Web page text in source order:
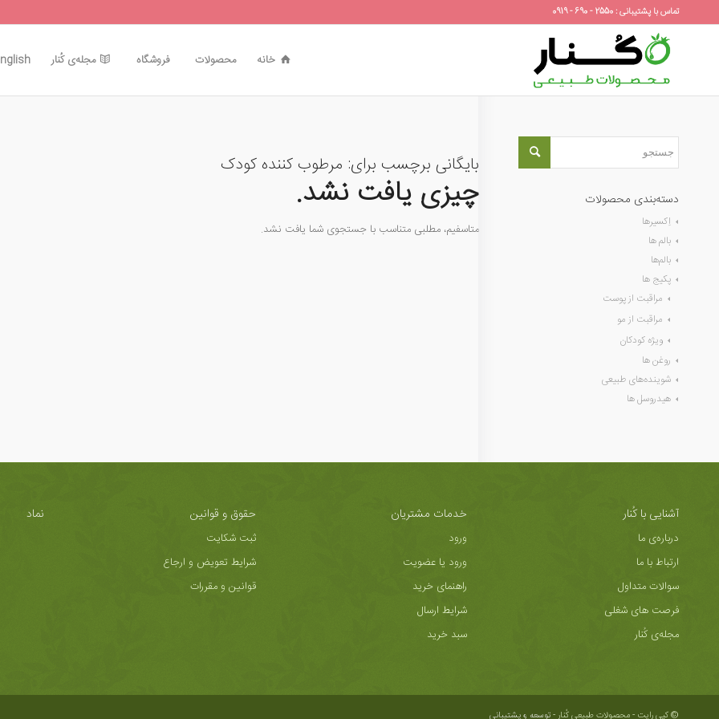
تماس با پشتیبانی : 2550 - 690 - 0919
خانه محصولات فروشگاه مجله‌ی کُنار
بایگانی برچسب برای: مرطوب کننده کودک
چیزی یافت نشد.
متاسفیم، مطلبی متناسب با جستجوی شما یافت نشد.
دسته‌بندی محصولات
اِکسیرها
بالم ها
بالم‌ها
پکیج ها
مراقبت از پوست
مراقبت از مو
ویژه کودکان
روغن ها
شوینده‌های طبیعی
هیدروسل ها
آشنایی با کُنار
درباره‌ی ما
ارتباط با ما
سوالات متداول
فرصت های شغلی
مجله‌ی کُنار
خدمات مشتریان
ورود
ورود یا عضویت
راهنمای خرید
شرایط ارسال
سبد خرید
حقوق و قوانین
ثبت شکایت
شرایط تعویض و ارجاع
قوانین و مقررات
نماد
© کپی رایت - محصولات طبیعی کُنار -توسعه و پشتیبانی